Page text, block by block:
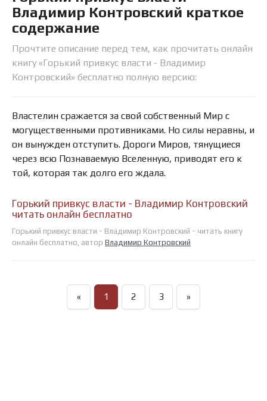
Владимир Контровский краткое
содержание
Прочтите описание перед тем, как прочитать онлайн
книгу «Горький привкус власти - Владимир
Контровский» бесплатно полную версию:
Властелин сражается за свой собственный Мир с
могущественными противниками. Но силы неравны, и
он вынужден отступить. Дороги Миров, тянущиеся
через всю Познаваемую Вселенную, приводят его к
той, которая так долго его ждала.
Горький привкус власти - Владимир Контровский
читать онлайн бесплатно
Горький привкус власти - Владимир Контровский - читать книгу
онлайн бесплатно, автор Владимир Контровский
« 1 2 3 »